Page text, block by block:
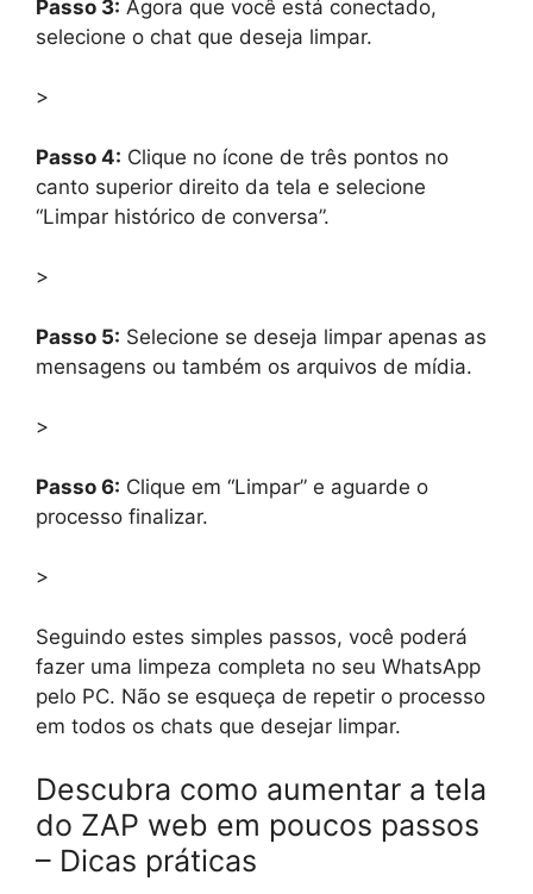
Passo 3: Agora que você está conectado,
selecione o chat que deseja limpar.
>
Passo 4: Clique no ícone de três pontos no
canto superior direito da tela e selecione
“Limpar histórico de conversa”.
>
Passo 5: Selecione se deseja limpar apenas as
mensagens ou também os arquivos de mídia.
>
Passo 6: Clique em “Limpar” e aguarde o
processo finalizar.
>
Seguindo estes simples passos, você poderá
fazer uma limpeza completa no seu WhatsApp
pelo PC. Não se esqueça de repetir o processo
em todos os chats que desejar limpar.
Descubra como aumentar a tela
do ZAP web em poucos passos
– Dicas práticas